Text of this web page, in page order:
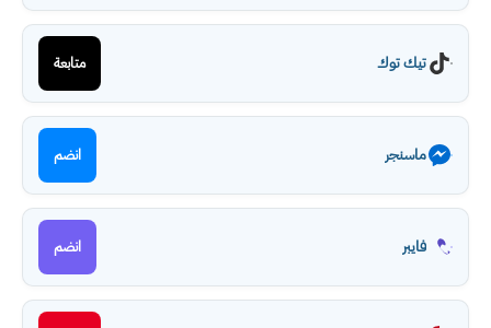
تيك توك متابعة
ماسنجر انضم
فايبر انضم